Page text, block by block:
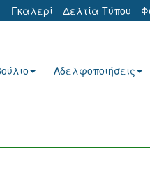
Γκαλερί Δελτία Τύπου
Αδελφοποιήσεις